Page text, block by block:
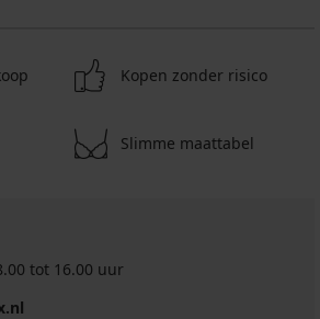
Kopen zonder risico
Slimme maattabel
tot 16.00 uur